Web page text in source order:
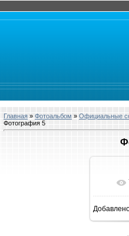
Главная » Фотоальбом » Официальные
Фотография 5